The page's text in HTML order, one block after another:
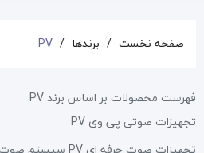
صفحه نخست برندها PV
فهرست محصولات بر اساس برند PV
تجهیزات صوتی پی وی PV